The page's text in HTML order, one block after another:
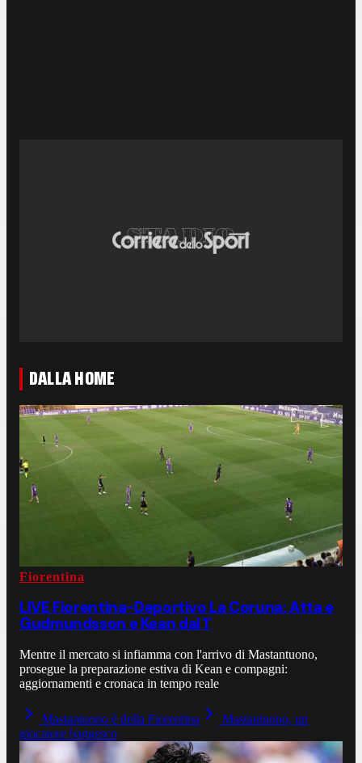
DALLA HOME
Fiorentina
LIVE Fiorentina-Deportivo La Coruna: Atta e
Gudmundsson e Kean dal 1'
Mentre il mercato si infiamma con l'arrivo di Mastantuono,
prosegue la preparazione estiva di Kean e compagni:
aggiornamenti e cronaca in tempo reale
Mastantuono è della Fiorentina
Mastantuono, un
giocatore baggesco